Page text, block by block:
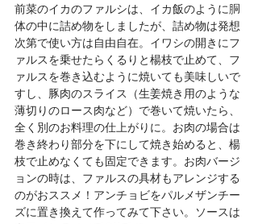
前菜のイカのファルシは、イカ飯のように胴
体の中に詰め物をしましたが、詰め物は発想
次第で使い方は自由自在。イワシの開きにフ
ァルスを乗せたらくるりと楊枝で止めて、フ
ァルスを巻き込むように焼いても美味しいで
すし、豚肉のスライス（生姜焼き用のような
薄切りのロース肉など）で巻いて焼いたら、
全く別のお料理の仕上がりに。お肉の場合は
巻き終わり部分を下にして焼き始めると、楊
枝で止めなくても固定できます。お肉バージ
ョンの時は、ファルスの具材もアレンジする
のがおススメ！アンチョビをパルメザンチー
ズに置き換えて作ってみて下さい。ソースは